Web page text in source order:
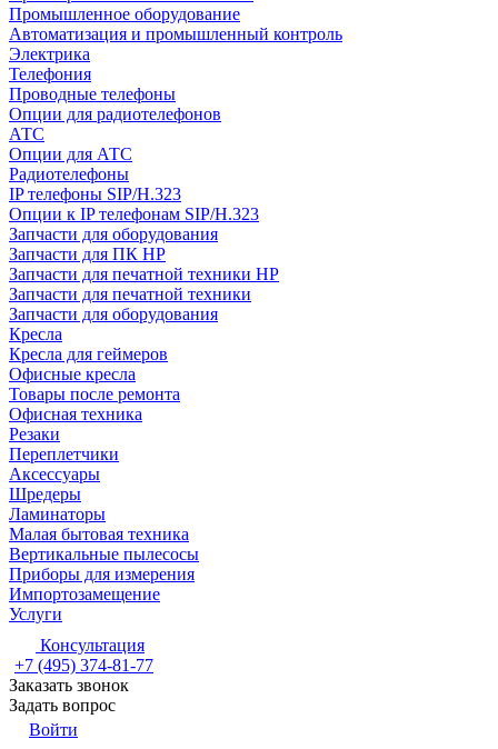
Промышленное оборудование
Автоматизация и промышленный контроль
Электрика
Телефония
Проводные телефоны
Опции для радиотелефонов
АТС
Опции для АТС
Радиотелефоны
IP телефоны SIP/H.323
Опции к IP телефонам SIP/H.323
Запчасти для оборудования
Запчасти для ПК HP
Запчасти для печатной техники HP
Запчасти для печатной техники
Запчасти для оборудования
Кресла
Кресла для геймеров
Офисные кресла
Товары после ремонта
Офисная техника
Резаки
Переплетчики
Аксессуары
Шредеры
Ламинаторы
Малая бытовая техника
Вертикальные пылесосы
Приборы для измерения
Импортозамещение
Услуги
Консультация
+7 (495) 374-81-77
Заказать звонок
Задать вопрос
Войти